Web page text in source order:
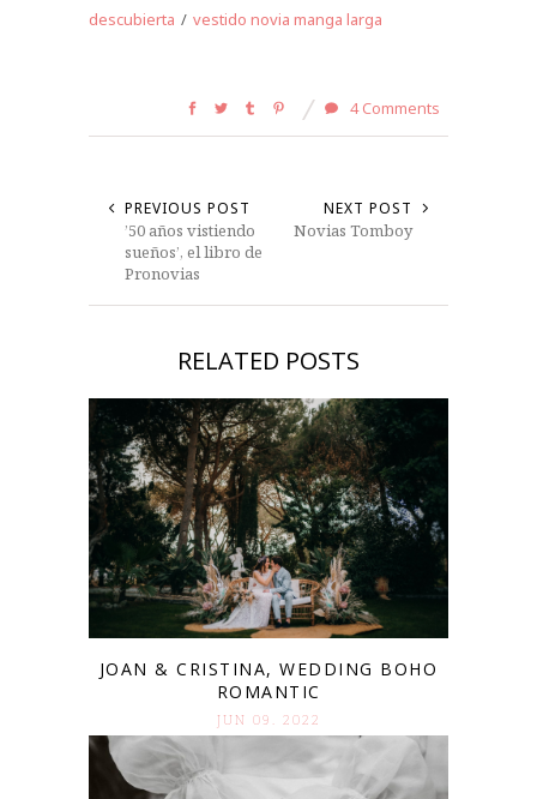
descubierta / vestido novia manga larga
4 Comments
PREVIOUS POST
’50 años vistiendo
sueños’, el libro de
Pronovias
NEXT POST
Novias Tomboy
RELATED POSTS
JOAN & CRISTINA, WEDDING BOHO
ROMANTIC
JUN 09. 2022